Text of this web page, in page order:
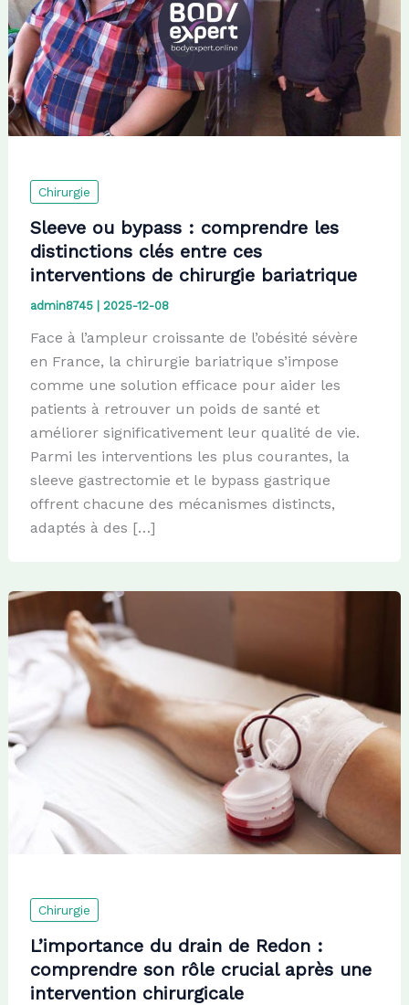
Chirurgie
Sleeve ou bypass : comprendre les
distinctions clés entre ces
interventions de chirurgie bariatrique
admin8745 2025-12-08
Face à l’ampleur croissante de l’obésité sévère
en France, la chirurgie bariatrique s’impose
comme une solution efficace pour aider les
patients à retrouver un poids de santé et
améliorer significativement leur qualité de vie.
Parmi les interventions les plus courantes, la
sleeve gastrectomie et le bypass gastrique
offrent chacune des mécanismes distincts,
adaptés à des […]
Chirurgie
L’importance du drain de Redon :
comprendre son rôle crucial après une
intervention chirurgicale